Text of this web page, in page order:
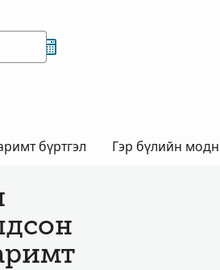
бүртгэл Гэр бүлийн